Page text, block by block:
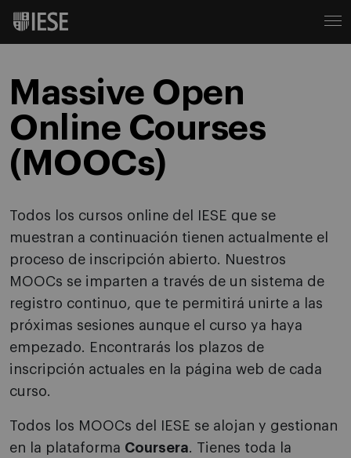
Massive Open
Online Courses
(MOOCs)
Todos los cursos online del IESE que se
muestran a continuación tienen actualmente el
proceso de inscripción abierto. Nuestros
MOOCs se imparten a través de un sistema de
registro continuo, que te permitirá unirte a las
próximas sesiones aunque el curso ya haya
empezado. Encontrarás los plazos de
inscripción actuales en la página web de cada
curso.
Todos los MOOCs del IESE se alojan y gestionan
en la plataforma Coursera. Tienes toda la